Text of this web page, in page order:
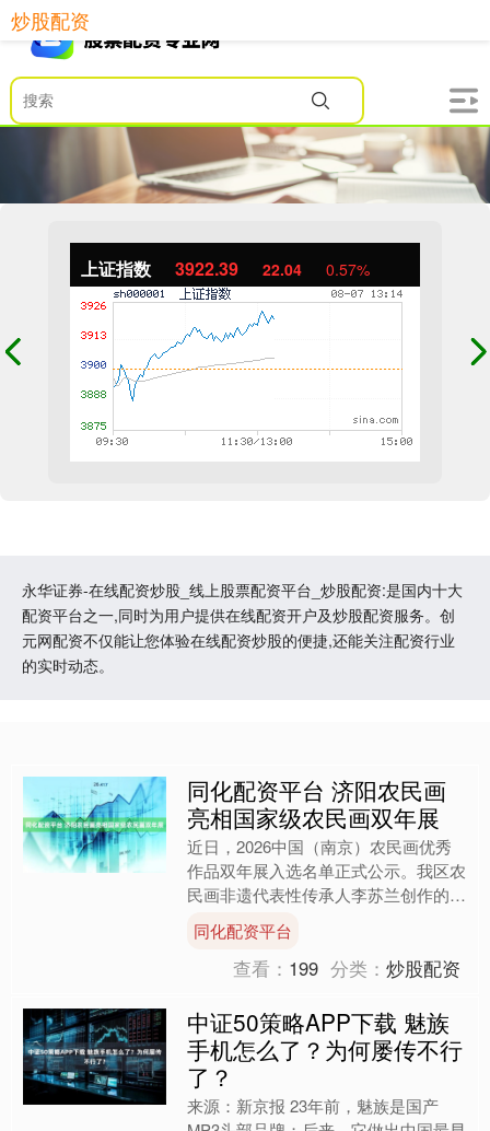
上证指数 3922.39 22.04 0.57%
永华证券-在线配资炒股_线上股票配资平台_炒股配资:是国内十大
配资平台之一,同时为用户提供在线配资开户及炒股配资服务。创
元网配资不仅能让您体验在线配资炒股的便捷,还能关注配资行业
的实时动态。
炒股配资
同化配资平台 济阳农民画
亮相国家级农民画双年展
近日，2026中国（南京）农民画优秀
作品双年展入选名单正式公示。我区农
民画非遗代表性传承人李苏兰创作的作
品《喜“缝”盛世》成功入选，登上全国
性农民画专业展览舞台....
同化配资平台
查看： 199 分类：炒股配资
中证50策略APP下载 魅族
手机怎么了？为何屡传不行
了？
来源：新京报 23年前，魅族是国产